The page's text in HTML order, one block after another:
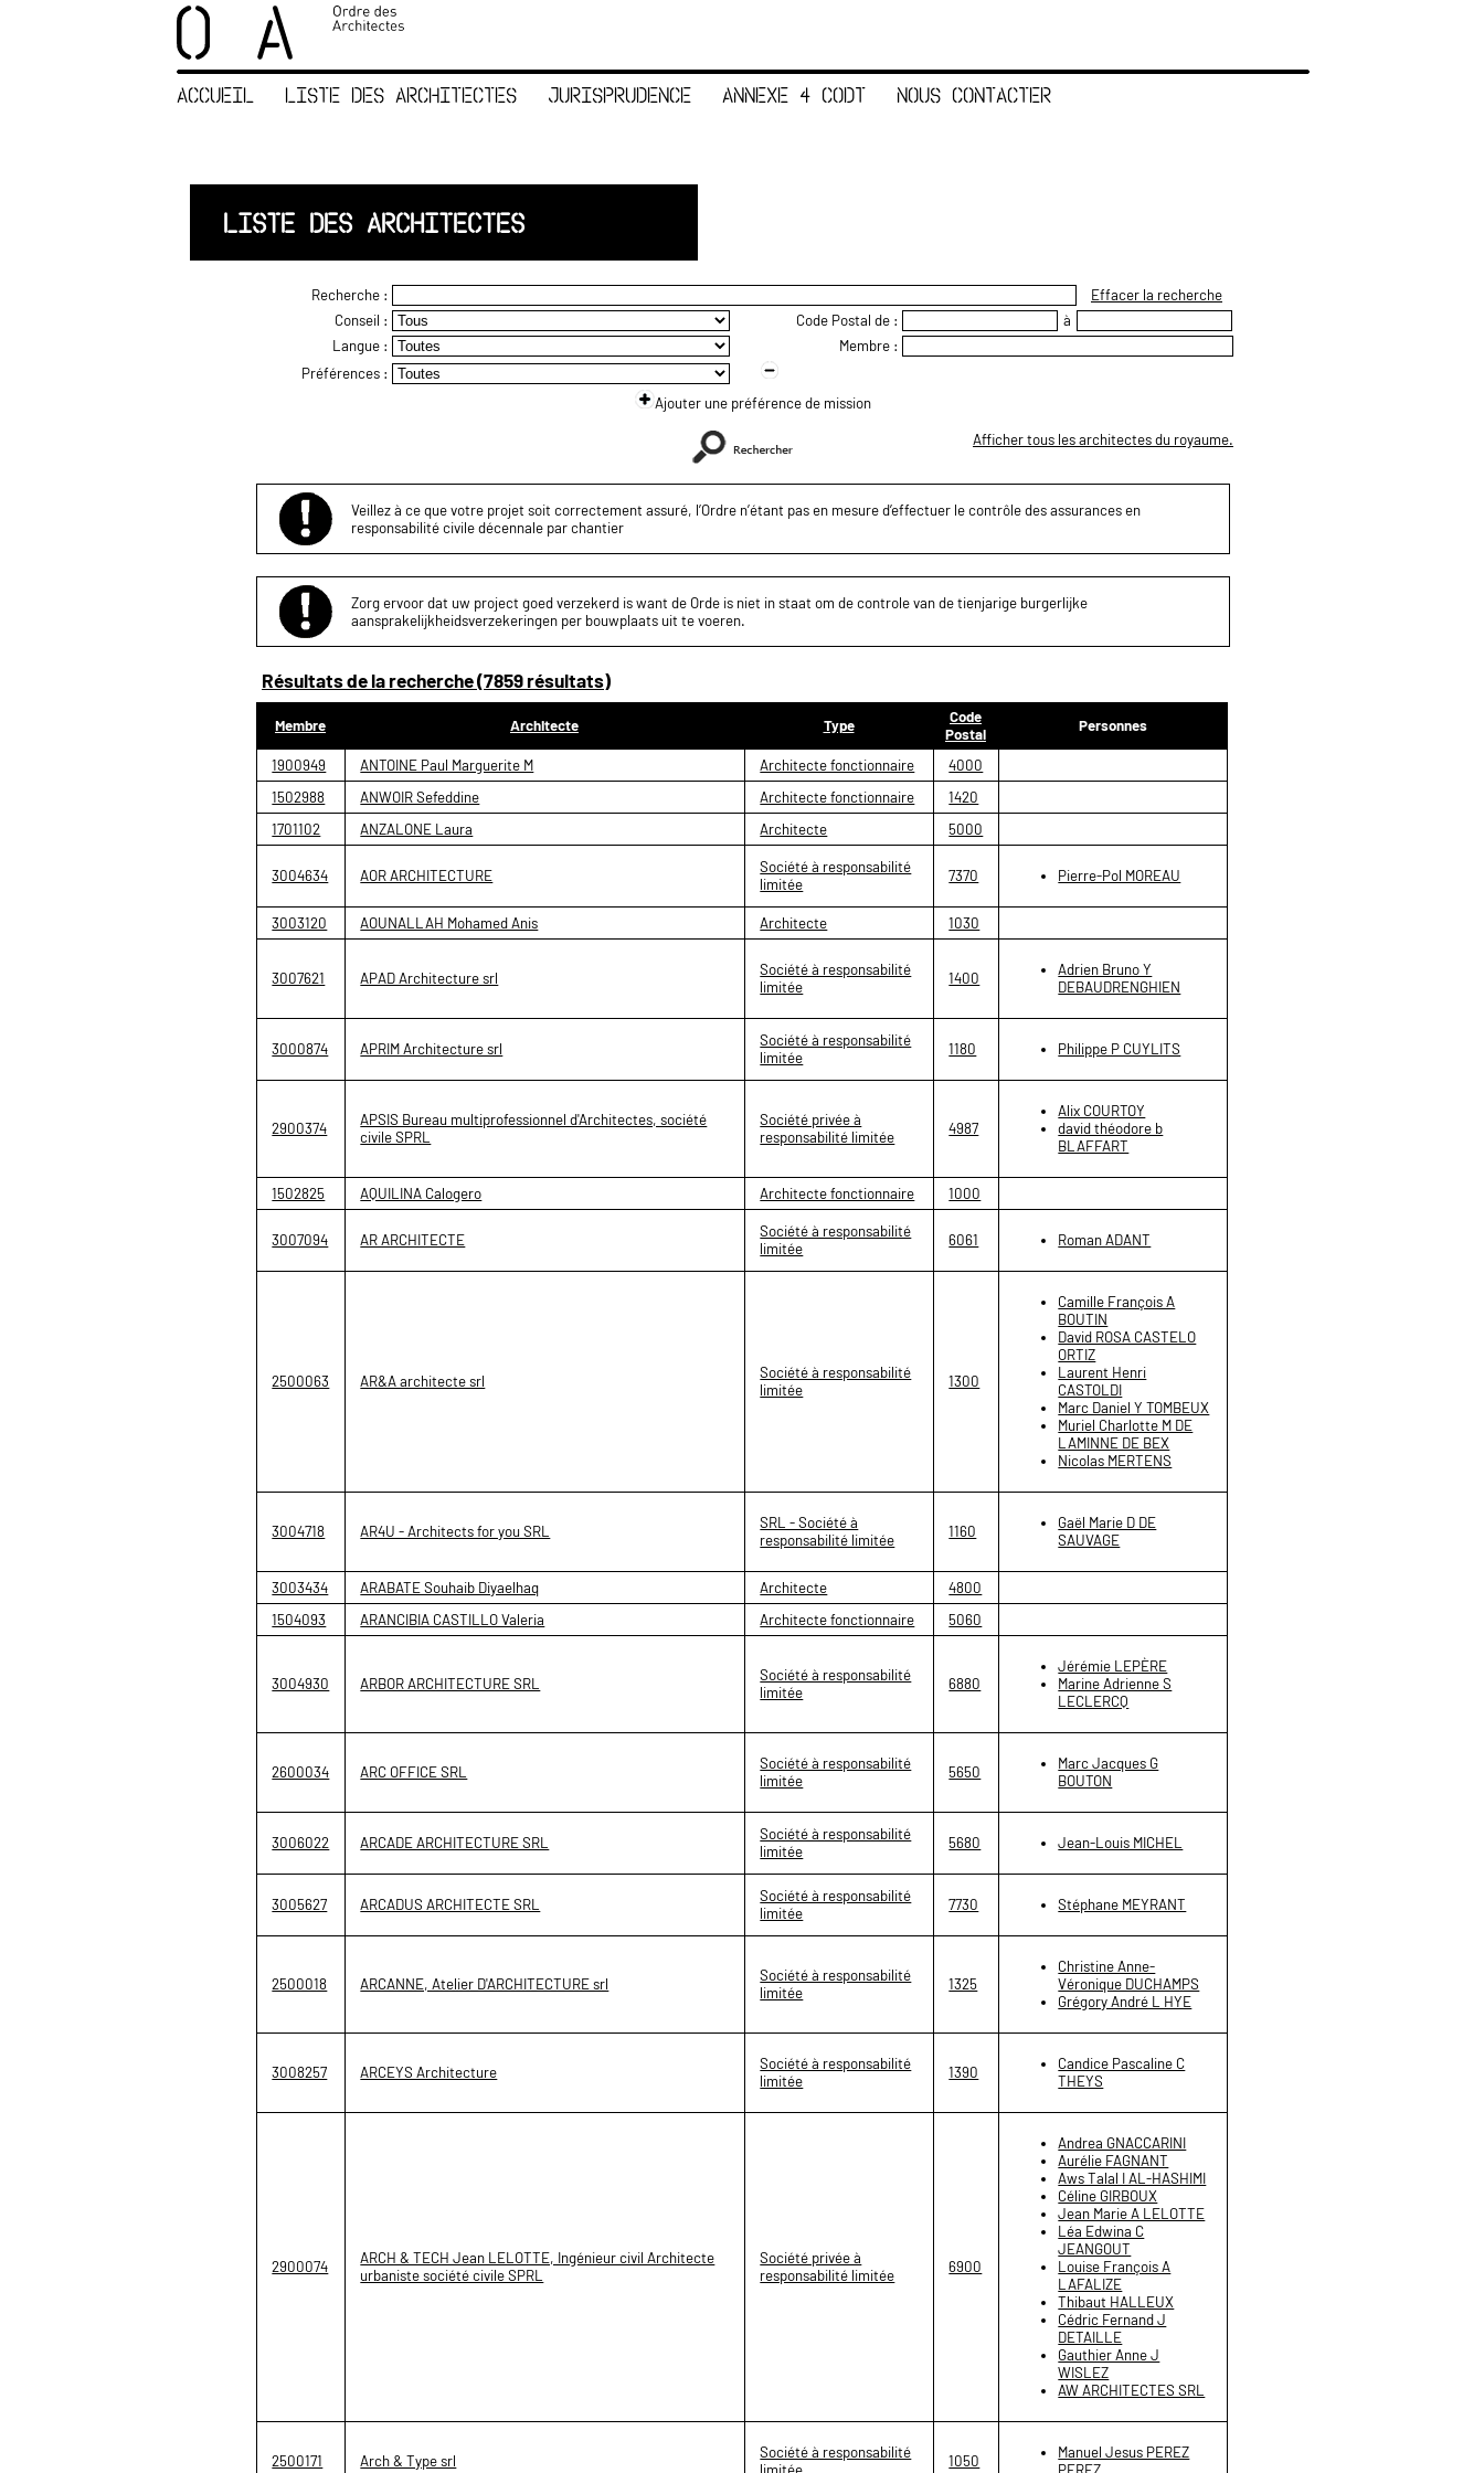
ACCUEIL LISTE DES ARCHITECTES JURISPRUDENCE ANNEXE 4 CODT NOUS CONTACTER
LISTE DES ARCHITECTES
Recherche :
Effacer la recherche
Conseil :
Code Postal de :
à
Langue :
Membre :
Préférences :
Ajouter une préférence de mission
Afficher tous les architectes du royaume.
Veillez à ce que votre projet soit correctement assuré, l’Ordre n’étant pas en mesure d’effectuer le contrôle des assurances en
responsabilité civile décennale par chantier
Zorg ervoor dat uw project goed verzekerd is want de Orde is niet in staat om de controle van de tienjarige burgerlijke
aansprakelijkheidsverzekeringen per bouwplaats uit te voeren.
Résultats de la recherche (7859 résultats)
Membre Architecte Type
Code
Postal
Personnes
1900949 ANTOINE Paul Marguerite M Architecte fonctionnaire
4000
1502988
ANWOIR Sefeddine Architecte fonctionnaire
1420
1701102
ANZALONE Laura Architecte 5000
3004634 AOR ARCHITECTURE
Société à responsabilité
limitée
7370 Pierre-Pol MOREAU
3003120 AOUNALLAH Mohamed Anis Architecte 1030
3007621 APAD Architecture srl
Société à responsabilité
limitée
1400
Adrien Bruno Y
DEBAUDRENGHIEN
3000874 APRIM Architecture srl
Société à responsabilité
limitée
1180 Philippe P CUYLITS
2900374
APSIS Bureau multiprofessionnel d'Architectes, société
civile SPRL
Société privée à
responsabilité limitée
4987
Alix COURTOY
david théodore b
BLAFFART
1502825 AQUILINA Calogero Architecte fonctionnaire 1000
3007094 AR ARCHITECTE
Société à responsabilité
limitée
6061 Roman ADANT
2500063 AR&A architecte srl
Société à responsabilité
limitée
1300
Camille François A
BOUTIN
David ROSA CASTELO
ORTIZ
Laurent Henri
CASTOLDI
Marc Daniel Y TOMBEUX
Muriel Charlotte M DE
LAMINNE DE BEX
Nicolas MERTENS
3004718 AR4U - Architects for you SRL
SRL - Société à
responsabilité limitée
1160
Gaël Marie D DE
SAUVAGE
3003434 ARABATE Souhaib Diyaelhaq Architecte
4800
1504093
ARANCIBIA CASTILLO Valeria Architecte fonctionnaire 5060
3004930 ARBOR ARCHITECTURE SRL
Société à responsabilité
limitée
6880
Jérémie LEPÈRE
Marine Adrienne S
LECLERCQ
2600034 ARC OFFICE SRL
Société à responsabilité
limitée
5650
Marc Jacques G
BOUTON
3006022 ARCADE ARCHITECTURE SRL
Société à responsabilité
limitée
5680 Jean-Louis MICHEL
3005627 ARCADUS ARCHITECTE SRL
Société à responsabilité
limitée
7730 Stéphane MEYRANT
2500018 ARCANNE, Atelier D'ARCHITECTURE srl
Société à responsabilité
limitée
1325
Christine Anne-
Véronique DUCHAMPS
Grégory André L HYE
3008257 ARCEYS Architecture
Société à responsabilité
limitée
1390
Candice Pascaline C
THEYS
2900074
ARCH & TECH Jean LELOTTE, Ingénieur civil Architecte
urbaniste société civile SPRL
Société privée à
responsabilité limitée
6900
Andrea GNACCARINI
Aurélie FAGNANT
Aws Talal I AL-HASHIMI
Céline GIRBOUX
Jean Marie A LELOTTE
Léa Edwina C
JEANGOUT
Louise François A
LAFALIZE
Thibaut HALLEUX
Cédric Fernand J
DETAILLE
Gauthier Anne J
WISLEZ
AW ARCHITECTES SRL
2500171 Arch & Type srl
Société à responsabilité
1050
Manuel Jesus PEREZ